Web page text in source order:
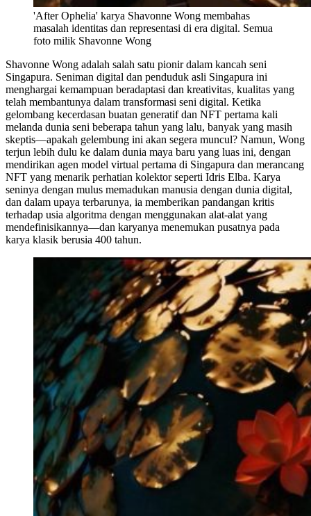
'After Ophelia' karya Shavonne Wong membahas
masalah identitas dan representasi di era digital. Semua
foto milik Shavonne Wong
Shavonne Wong adalah salah satu pionir dalam kancah seni
Singapura. Seniman digital dan penduduk asli Singapura ini
menghargai kemampuan beradaptasi dan kreativitas, kualitas yang
telah membantunya dalam transformasi seni digital. Ketika
gelombang kecerdasan buatan generatif dan NFT pertama kali
melanda dunia seni beberapa tahun yang lalu, banyak yang masih
skeptis—apakah gelembung ini akan segera muncul? Namun, Wong
terjun lebih dulu ke dalam dunia maya baru yang luas ini, dengan
mendirikan agen model virtual pertama di Singapura dan merancang
NFT yang menarik perhatian kolektor seperti Idris Elba. Karya
seninya dengan mulus memadukan manusia dengan dunia digital,
dan dalam upaya terbarunya, ia memberikan pandangan kritis
terhadap usia algoritma dengan menggunakan alat-alat yang
mendefinisikannya—dan karyanya menemukan pusatnya pada
karya klasik berusia 400 tahun.